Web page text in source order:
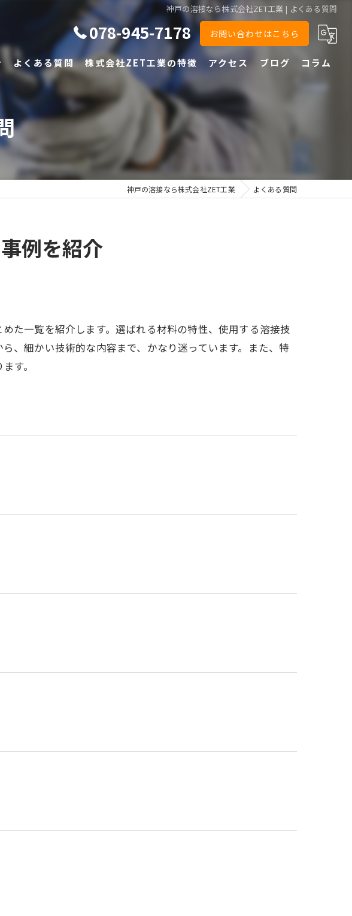
神戸の溶接なら株式会社ZET工業 | よくある質問
078-945-7178 お問い合わせはこちら
よくある質問 株式会社ZET工業の特徴
半自動
鉄
ステンレス
アクセス ブログ コラム
神戸の溶接なら株式会社ZET工業 よくある質問
例を紹介
た一覧を紹介します。選ばれる材料の特性、使用する溶接技
、細かい技術的な内容まで、かなり迷っています。また、特
す。